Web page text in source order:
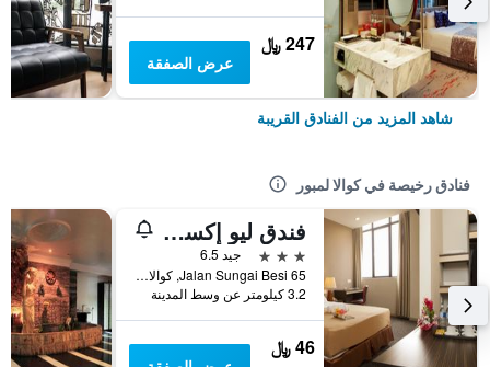
247 ﷼
عرض الصفقة
شاهد المزيد من الفنادق القريبة
فنادق رخيصة في كوالا لمبور
فندق ليو إكسبرس
3 نجوم
جيد 6.5
65 Jalan Sungai Besi, كوالا لمبور, ماليزيا
3.2 كيلومتر عن وسط المدينة
46 ﷼